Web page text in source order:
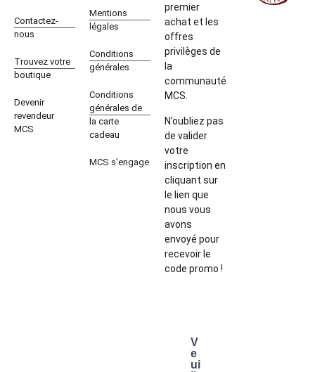
Contactez-
nous
Trouvez votre
boutique
Devenir
revendeur
MCS
Mentions
légales
Conditions
générales
Conditions
générales de
la carte
cadeau
MCS s'engage
premier
achat et les
offres
privilèges de
la
communauté
MCS.
N’oubliez pas
de valider
votre
inscription en
cliquant sur
le lien que
nous vous
avons
envoyé pour
recevoir le
code promo !
V
e
ui